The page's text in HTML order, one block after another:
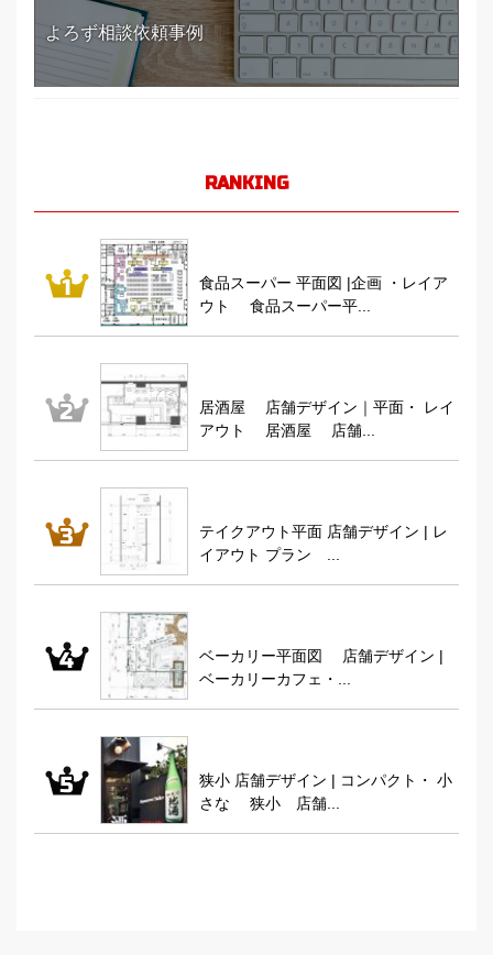
よろず相談依頼事例
RANKING
食品スーパー 平面図 |企画 ・レイア
ウト 食品スーパー平...
居酒屋 店舗デザイン｜平面・ レイ
アウト 居酒屋 店舗...
テイクアウト平面 店舗デザイン | レ
イアウト プラン ...
ベーカリー平面図 店舗デザイン |
ベーカリーカフェ・...
狭小 店舗デザイン | コンパクト・ 小
さな 狭小 店舗...